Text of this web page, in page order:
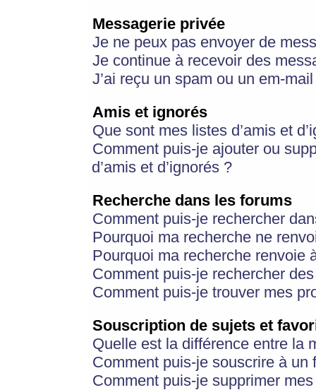
Messagerie privée
Je ne peux pas envoyer de
Je continue à recevoir des
J’ai reçu un spam ou un em-
Amis et ignorés
Que sont mes listes d’amis et
Comment puis-je ajouter ou
d’amis et d’ignorés ?
Recherche dans les forums
Comment puis-je rechercher
Pourquoi ma recherche ne
Pourquoi ma recherche renvoie
Comment puis-je rechercher
Comment puis-je trouver mes
Souscription de sujets et
Quelle est la différence entre la
Comment puis-je souscrire à
Comment puis-je supprimer